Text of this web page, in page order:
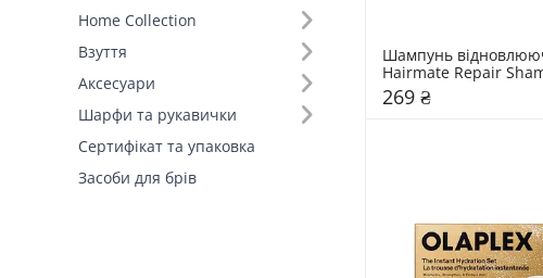
Home Collection
Взуття
Аксесуари
Шарфи та рукавички
Сертифікат та упаковка
Засоби для брів
Шампунь
Hairmate Repair
269 ₴